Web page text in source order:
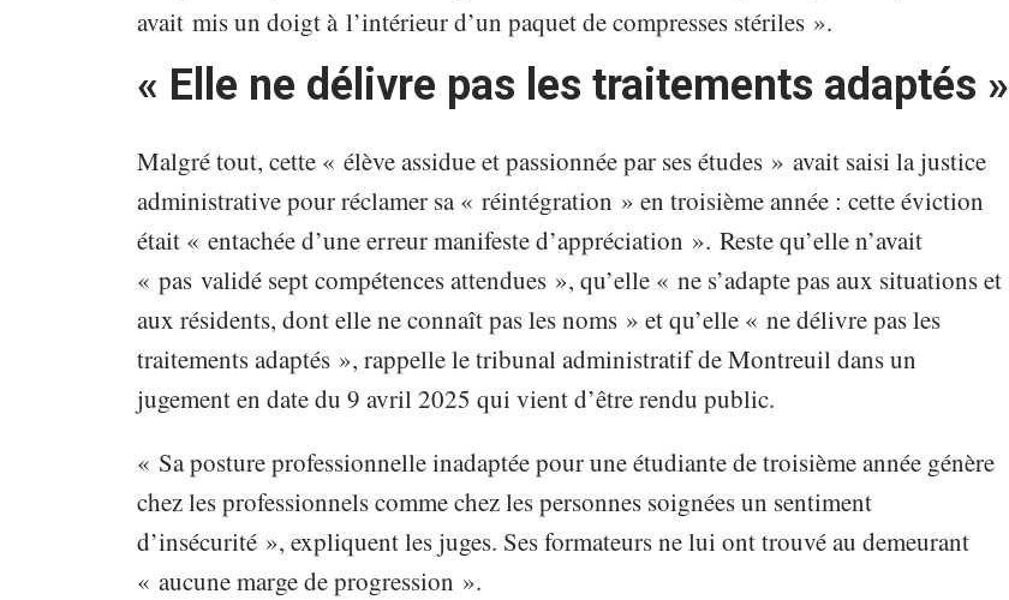
avait mis un doigt à l’intérieur d’un paquet de compresses stériles ».
« Elle ne délivre pas les traitements adaptés »
Malgré tout, cette « élève assidue et passionnée par ses études » avait saisi la justice
administrative pour réclamer sa « réintégration » en troisième année : cette éviction
était « entachée d’une erreur manifeste d’appréciation ». Reste qu’elle n’avait
« pas validé sept compétences attendues », qu’elle « ne s’adapte pas aux situations et
aux résidents, dont elle ne connaît pas les noms » et qu’elle « ne délivre pas les
traitements adaptés », rappelle le tribunal administratif de Montreuil dans un
jugement en date du 9 avril 2025 qui vient d’être rendu public.
« Sa posture professionnelle inadaptée pour une étudiante de troisième année génère
chez les professionnels comme chez les personnes soignées un sentiment
d’insécurité », expliquent les juges. Ses formateurs ne lui ont trouvé au demeurant
« aucune marge de progression ».